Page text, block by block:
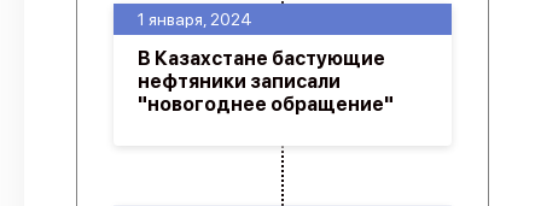
1 января, 2024
В Казахстане бастующие
нефтяники записали
"новогоднее обращение"